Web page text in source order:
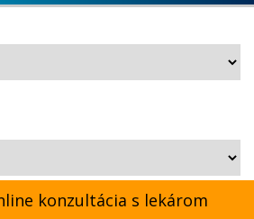
konzultácia s lekárom